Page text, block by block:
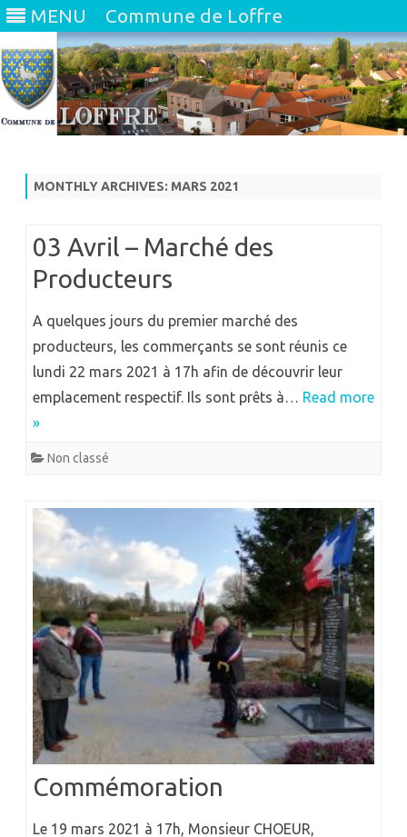
MENU Commune de Loffre
MONTHLY ARCHIVES: MARS 2021
03 Avril – Marché des
Producteurs
A quelques jours du premier marché des
producteurs, les commerçants se sont réunis ce
lundi 22 mars 2021 à 17h afin de découvrir leur
emplacement respectif. Ils sont prêts à… Read more
»
Non classé
Commémoration
Le 19 mars 2021 à 17h, Monsieur CHOEUR,